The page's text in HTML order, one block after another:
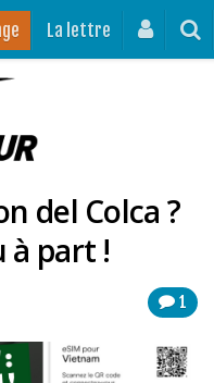
La lettre
del Colca ?
à part !
1